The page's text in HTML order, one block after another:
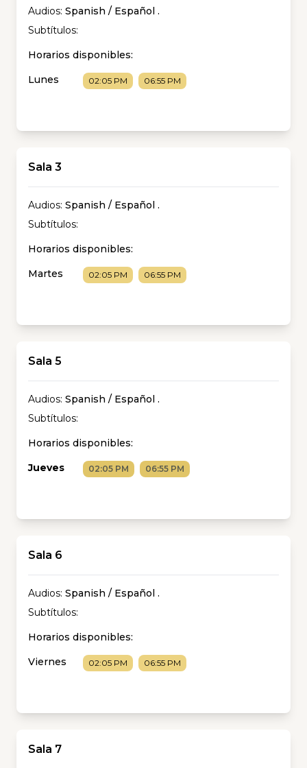
Audios: Spanish / Español .
Subtítulos:
Horarios disponibles:
Lunes
02:05 PM 06:55 PM
Sala 3
Audios: Spanish / Español .
Subtítulos:
Horarios disponibles:
Martes
02:05 PM 06:55 PM
Sala 5
Audios: Spanish / Español .
Subtítulos:
Horarios disponibles:
Jueves
02:05 PM 06:55 PM
Sala 6
Audios: Spanish / Español .
Subtítulos:
Horarios disponibles:
Viernes
02:05 PM 06:55 PM
Sala 7